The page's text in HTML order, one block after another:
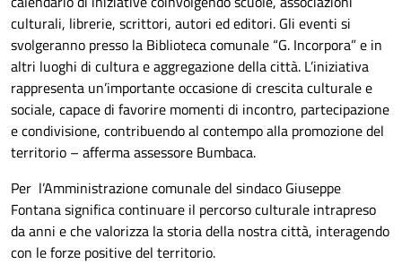
culturali, librerie, scrittori, autori ed editori. Gli eventi si
svolgeranno presso la Biblioteca comunale “G. Incorpora” e in
altri luoghi di cultura e aggregazione della città. L’iniziativa
rappresenta un’importante occasione di crescita culturale e
sociale, capace di favorire momenti di incontro, partecipazione
e condivisione, contribuendo al contempo alla promozione del
territorio – afferma assessore Bumbaca.
Per l’Amministrazione comunale del sindaco Giuseppe
Fontana significa continuare il percorso culturale intrapreso
da anni e che valorizza la storia della nostra città, interagendo
con le forze positive del territorio.